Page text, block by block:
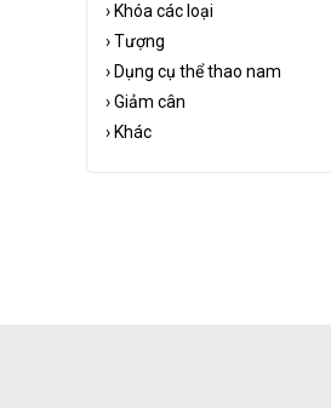
› Khóa các loại
›Tượng
› Dụng cụ thể thao nam
›Giảm cân
› Khác